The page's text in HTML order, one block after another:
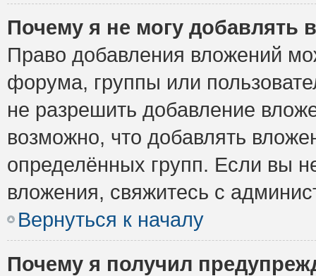
Почему я не могу добавлять
Право добавления вложений
форума, группы или
не разрешить добавление
возможно, что добавлять
определённых групп. Если вы
вложения, свяжитесь с
Вернуться к началу
Почему я получил